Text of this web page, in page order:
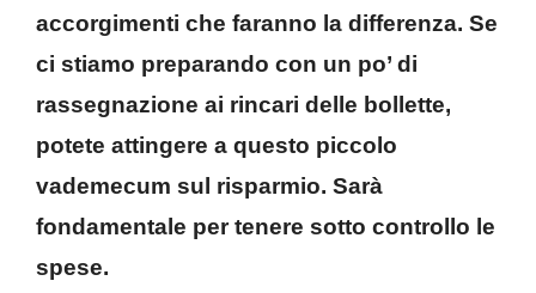
accorgimenti che faranno la differenza. Se
ci stiamo preparando con un po’ di
rassegnazione ai rincari delle bollette,
potete attingere a questo piccolo
vademecum sul risparmio. Sarà
fondamentale per tenere sotto controllo le
spese.